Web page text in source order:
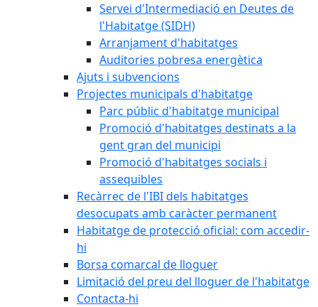
Servei d'Intermediació en Deutes de
l'Habitatge (SIDH)
Arranjament d'habitatges
Auditories pobresa energètica
Ajuts i subvencions
Projectes municipals d'habitatge
Parc públic d'habitatge municipal
Promoció d'habitatges destinats a la
gent gran del municipi
Promoció d'habitatges socials i
assequibles
Recàrrec de l'IBI dels habitatges
desocupats amb caràcter permanent
Habitatge de protecció oficial: com accedir-
hi
Borsa comarcal de lloguer
Limitació del preu del lloguer de l'habitatge
Contacta-hi